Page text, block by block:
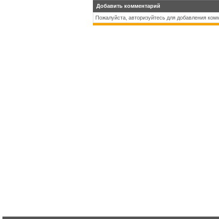
Добавить комментарий
Пожалуйста, авторизуйтесь для добавления